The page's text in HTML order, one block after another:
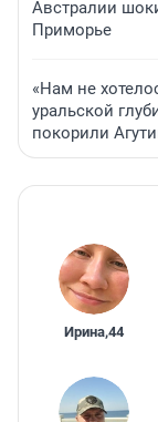
Австралии
Приморье
«Нам не
уральской
покорили
Ирина,44